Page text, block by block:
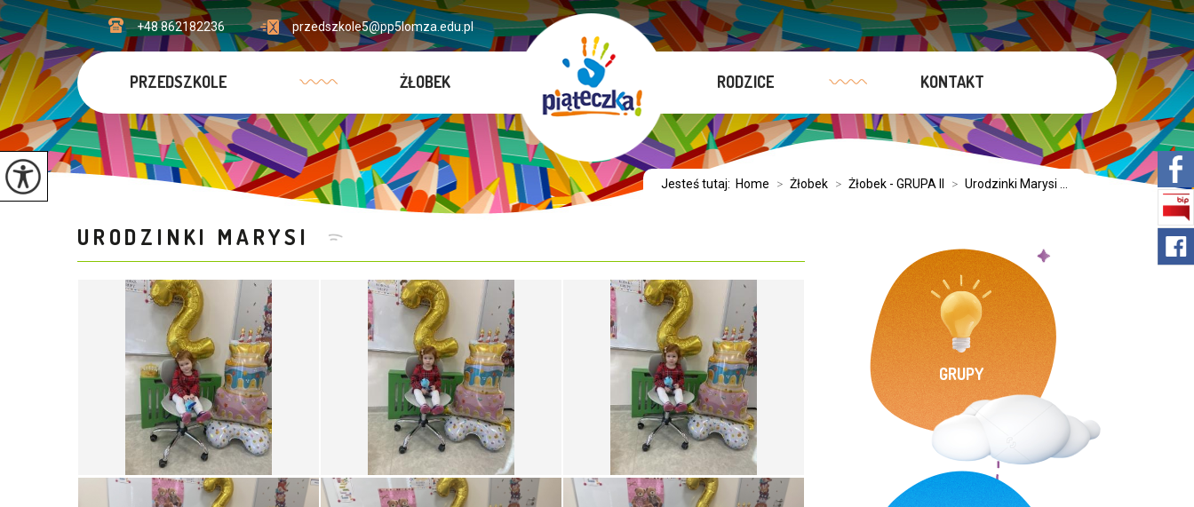
przedszkole5@pp5lomza.edu.pl
+48 862182236
PRZEDSZKOLE ŻŁOBEK RODZICE KONTAKT
Jesteś tutaj: Home > Żłobek > Żłobek - GRUPA II > Urodzinki Marysi ...
URODZINKI MARYSI
GRUPY